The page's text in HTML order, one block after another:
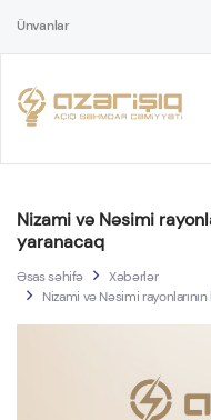
Ünvanlar
Nizami və Nəsimi
yaranacaq
Əsas səhifə
Xəbərlər
Nizami və Nəsimi